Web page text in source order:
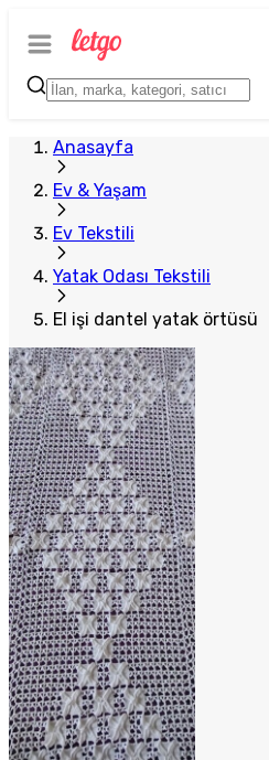
Anasayfa
Ev & Yaşam
Ev Tekstili
Yatak Odası Tekstili
El işi dantel yatak örtüsü